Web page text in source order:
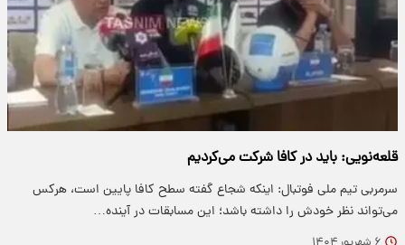
قلعه‌نویی: باید در کافا شرکت می‌کردیم
سرمربی تیم ملی فوتبال: اینکه شجاع گفته سطح کافا پایین است، هرکس
می‌تواند نظر خودش را داشته باشد؛ این مسابقات در آینده…